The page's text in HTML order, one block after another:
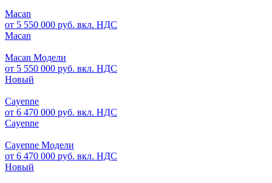
Macan
от 5 550 000 руб. вкл. НДС
Macan
Macan Модели
от 5 550 000 руб. вкл. НДС
Новый
Cayenne
от 6 470 000 руб. вкл. НДС
Cayenne
Cayenne Модели
от 6 470 000 руб. вкл. НДС
Новый